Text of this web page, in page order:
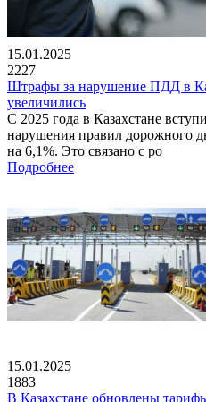
15.01.2025
2227
Штрафы за нарушение ПДД в
увеличились
С 2025 года в Казахстане
нарушения правил дорожного
на 6,1%. Это связано с ро
Подробнее
15.01.2025
1883
В Казахстане обновлены